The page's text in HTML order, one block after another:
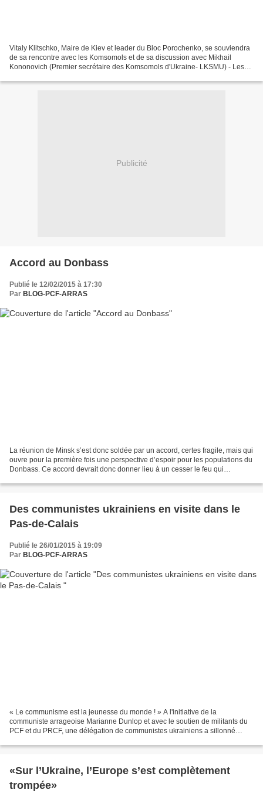
Vitaly Klitschko, Maire de Kiev et leader du Bloc Porochenko, se souviendra
de sa rencontre avec les Komsomols et de sa discussion avec Mikhail
Kononovich (Premier secrétaire des Komsomols d'Ukraine- LKSMU) - Les
Publicité
Accord au Donbass
Publié le 12/02/2015 à 17:30
Par BLOG-PCF-ARRAS
La réunion de Minsk s’est donc soldée par un accord, certes fragile, mais qui
ouvre pour la première fois une perspective d’espoir pour les populations du
Donbass. Ce accord devrait donc donner lieu à un cesser le feu qui
Des communistes ukrainiens en visite dans le
Pas-de-Calais
Publié le 26/01/2015 à 19:09
Par BLOG-PCF-ARRAS
« Le communisme est la jeunesse du monde ! » A l'initiative de la
communiste arrageoise Marianne Dunlop et avec le soutien de militants du
PCF et du PRCF, une délégation de communistes ukrainiens a sillonné
«Sur l’Ukraine, l’Europe s’est complètement
trompée»